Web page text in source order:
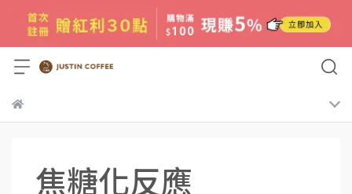
焦糖化反應